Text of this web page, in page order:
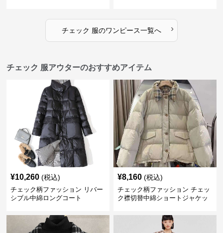
チェック 服のワンピース一覧へ ›
チェック 服アウターのおすすめアイテム
¥10,260 (税込)
チェック柄ファッション リバー
シブル中綿ロングコート
¥8,160 (税込)
チェック柄ファッション チェッ
ク襟切替中綿ショートジャケッ